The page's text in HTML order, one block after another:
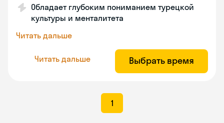
Обладает глубоким пониманием турецкой
культуры и менталитета
Читать дальше
Читать дальше Выбрать время
1